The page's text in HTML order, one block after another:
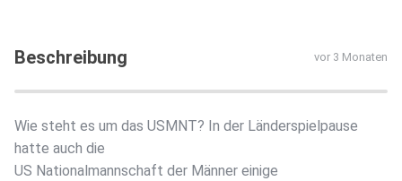
Beschreibung vor 3 Monaten
Wie steht es um das USMNT? In der Länderspielpause
hatte auch die
US Nationalmannschaft der Männer einige